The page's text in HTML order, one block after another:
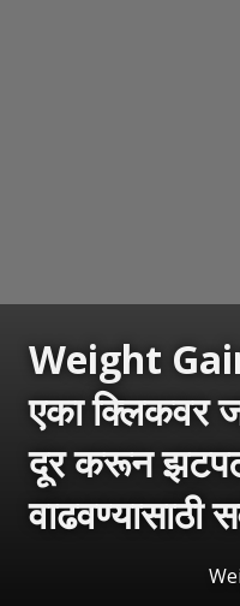
Weight
एका क्लिकवर
दूर करून
वाढवण्यासाठी